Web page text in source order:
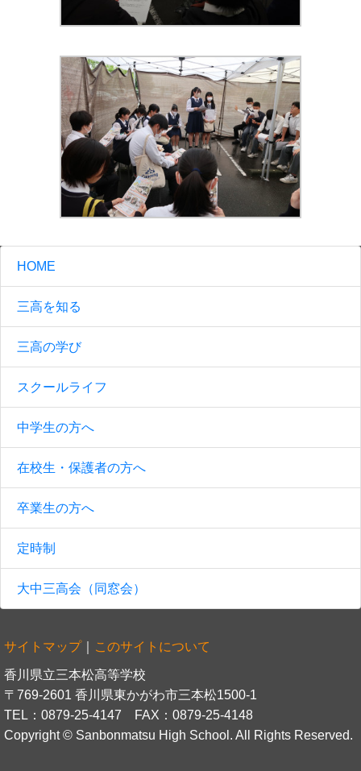
HOME
三高を知る
三高の学び
スクールライフ
中学生の方へ
在校生・保護者の方へ
卒業生の方へ
定時制
大中三高会（同窓会）
サイトマップ｜ このサイトについて
香川県立三本松高等学校
〒769-2601 香川県東かがわ市三本松1500-1
TEL：0879-25-4147 FAX：0879-25-4148
Copyright © Sanbonmatsu High School. All Rights Reserved.